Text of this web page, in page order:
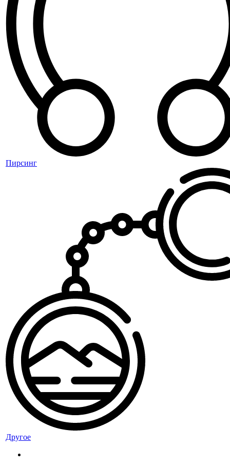
Пирсинг
Другое